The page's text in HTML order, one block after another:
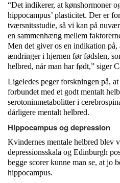
“Det indikerer, at kønshormoner
hippocampus’ plasticitet. Der er
tværsnitsstudie, så vi kan på
en sammenhæng mellem
Men det giver os en indikation på,
ændringer i hjernen før fødslen,
helbred, når man har født,” siger
Ligeledes peger forskningen på,
forbundet med et godt mentalt
serotoninmetabolitter i
dårligere mentalt helbred.
Hippocampus og depression
Kvindernes mentale helbred blev
depressionsskala og Edinburgh
begge scorer kunne man se, at jo
hippocampus.